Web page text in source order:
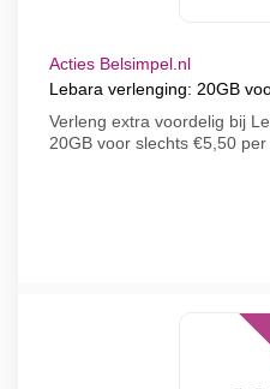
Acties Belsimpel.nl
Lebara verlenging: 20GB
Verleng extra voordelig bij
20GB voor slechts €5,50